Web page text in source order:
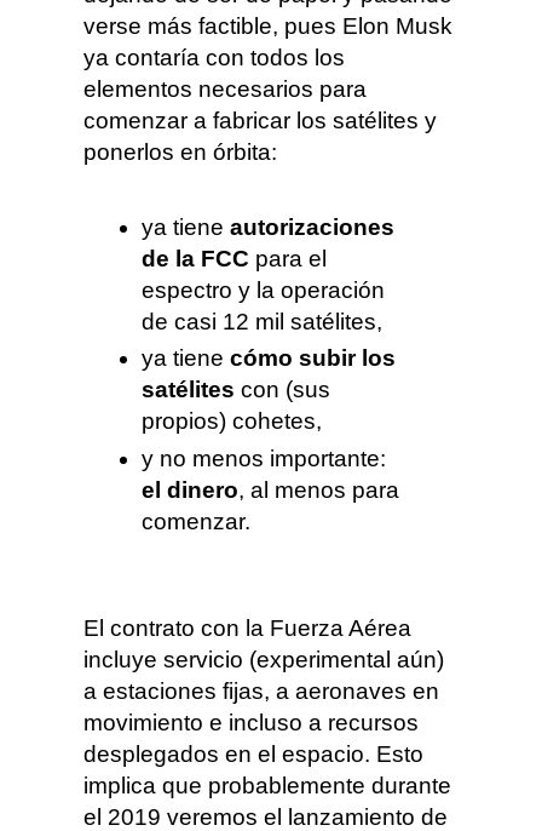
verse más factible, pues Elon Musk
ya contaría con todos los
elementos necesarios para
comenzar a fabricar los satélites y
ponerlos en órbita:
ya tiene autorizaciones
de la FCC para el
espectro y la operación
de casi 12 mil satélites,
ya tiene cómo subir los
satélites con (sus
propios) cohetes,
y no menos importante:
el dinero, al menos para
comenzar.
El contrato con la Fuerza Aérea
incluye servicio (experimental aún)
a estaciones fijas, a aeronaves en
movimiento e incluso a recursos
desplegados en el espacio. Esto
implica que probablemente durante
el 2019 veremos el lanzamiento de